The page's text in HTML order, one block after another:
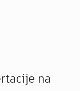
na